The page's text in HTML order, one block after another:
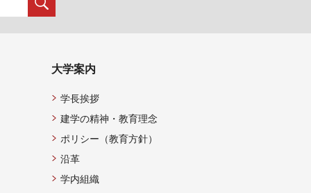
大学案内
学長挨拶
建学の精神・教育理念
ポリシー（教育方針）
沿革
学内組織